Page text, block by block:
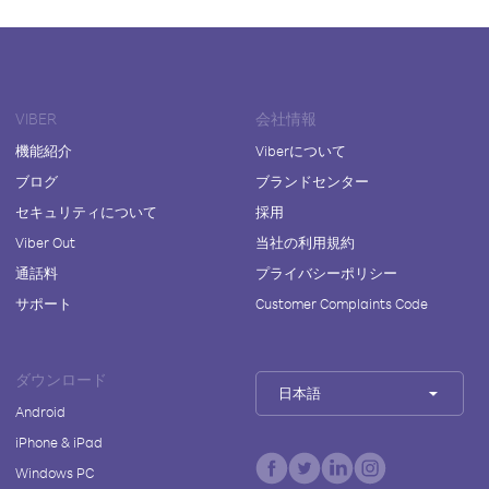
VIBER
機能紹介
ブログ
セキュリティについて
Viber Out
通話料
サポート
会社情報
Viberについて
ブランドセンター
採用
当社の利用規約
プライバシーポリシー
Customer Complaints Code
ダウンロード
Android
iPhone & iPad
Windows PC
日本語